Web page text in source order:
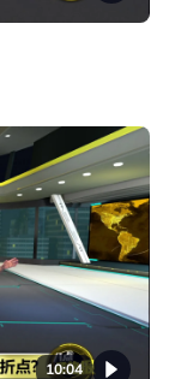
10:04